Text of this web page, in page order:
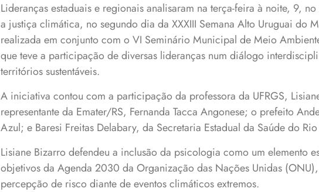
Lideranças estaduais e regionais analisaram na terça-feira à noite, 9,
a justiça climática, no segundo dia da XXXIII Semana Alto Uruguai do
realizada em conjunto com o VI Seminário Municipal de Meio
que teve a participação de diversas lideranças num diálogo
territórios sustentáveis.
A iniciativa contou com a participação da professora da UFRGS,
representante da Emater/RS, Fernanda Tacca Angonese; o prefeito
Azul; e Baresi Freitas Delabary, da Secretaria Estadual da Saúde do
Lisiane Bizarro defendeu a inclusão da psicologia como um elemento
objetivos da Agenda 2030 da Organização das Nações Unidas
percepção de risco diante de eventos climáticos extremos.